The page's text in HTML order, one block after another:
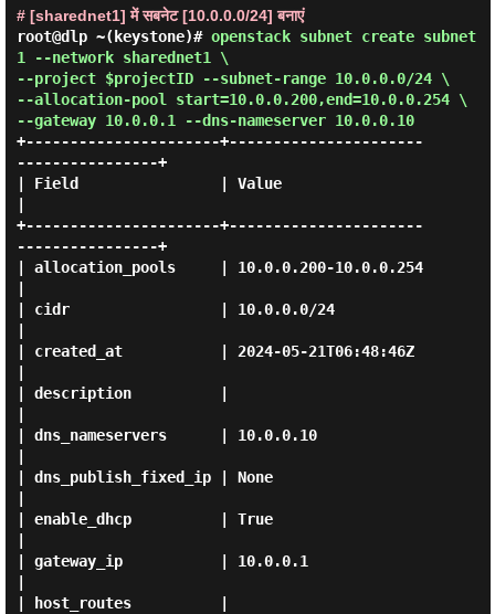
# [sharednet1] में सबनेट [10.0.0.0/24] बनाएं
root@dlp ~(keystone)# openstack subnet create subnet
1 --network sharednet1 \
--project $projectID --subnet-range 10.0.0.0/24 \
--allocation-pool start=10.0.0.200,end=10.0.0.254 \
--gateway 10.0.0.1 --dns-nameserver 10.0.0.10
+----------------------+----------------------
----------------+
| Field                | Value
+----------------------+----------------------
----------------+
| allocation_pools     | 10.0.0.200-10.0.0.254
| cidr                 | 10.0.0.0/24
| created_at           | 2024-05-21T06:48:46Z
| description          |
| dns_nameservers      | 10.0.0.10
| dns_publish_fixed_ip | None
| enable_dhcp          | True
| gateway_ip           | 10.0.0.1
| host_routes          |